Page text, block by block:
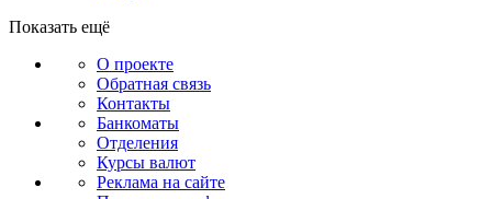
Показать ещё
О проекте
Обратная связь
Контакты
Банкоматы
Отделения
Курсы валют
Реклама на сайте